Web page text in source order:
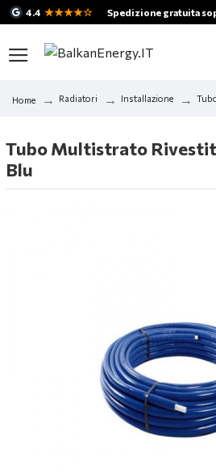
4.4 ★★★★☆ Spedizione gratuita
Home Radiatori Installazione
Tubo Multistrato
Blu